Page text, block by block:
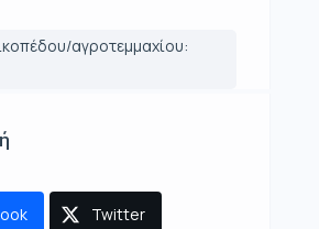
αγροτεμμαχίου:
Twitter